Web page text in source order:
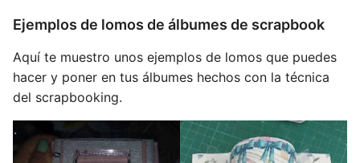
Ejemplos de lomos de álbumes de scrapbook
Aquí te muestro unos ejemplos de lomos que puedes
hacer y poner en tus álbumes hechos con la técnica
del scrapbooking.